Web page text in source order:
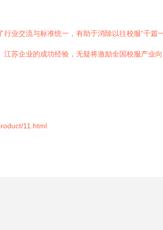
业交流与标准统一，有助于消除以往校服“千篇
苏企业的成功经验，无疑将激励全国校服产业
11.html